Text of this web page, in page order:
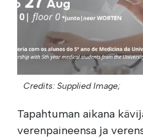
Credits: Supplied Image;
Tapahtuman aikana
verenpaineensa ja